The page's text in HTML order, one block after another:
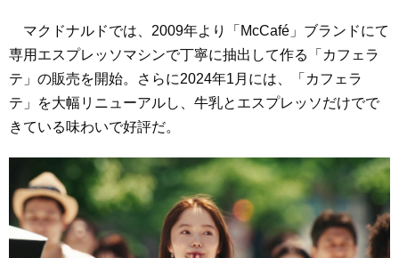
マクドナルドでは、2009年より「McCafé」ブランドにて
専用エスプレッソマシンで丁寧に抽出して作る「カフェラ
テ」の販売を開始。さらに2024年1月には、「カフェラ
テ」を大幅リニューアルし、牛乳とエスプレッソだけでで
きている味わいで好評だ。